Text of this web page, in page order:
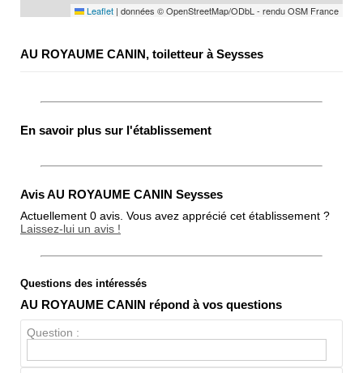
Leaflet | données © OpenStreetMap/ODbL - rendu OSM France
AU ROYAUME CANIN, toiletteur à Seysses
En savoir plus sur l'établissement
Avis AU ROYAUME CANIN Seysses
Actuellement 0 avis. Vous avez apprécié cet établissement ?
Laissez-lui un avis !
Note globale
Questions des intéressés
AU ROYAUME CANIN répond à vos questions
Question :